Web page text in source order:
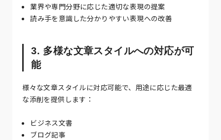
業界や専門分野に応じた適切な表現の提案
読み手を意識した分かりやすい表現への改善
3. 多様な文章スタイルへの対応が可
能
様々な文章スタイルに対応可能で、用途に応じた最適
な添削を提供します：
ビジネス文書
ブログ記事